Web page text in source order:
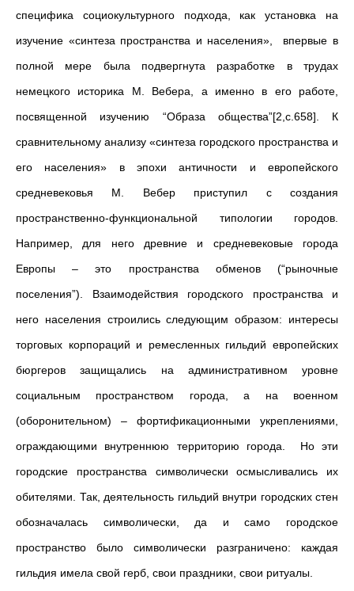
специфика социокультурного подхода, как установка на
изучение «синтеза пространства и населения», впервые в
полной мере была подвергнута разработке в трудах
немецкого историка М. Вебера, а именно в его работе,
посвященной изучению “Образа общества”[2,c.658]. К
сравнительному анализу «синтеза городского пространства и
его населения» в эпохи античности и европейского
средневековья М. Вебер приступил с создания
пространственно-функциональной типологии городов.
Например, для него древние и средневековые города
Европы – это пространства обменов (“рыночные
поселения”). Взаимодействия городского пространства и
него населения строились следующим образом: интересы
торговых корпораций и ремесленных гильдий европейских
бюргеров защищались на административном уровне
социальным пространством города, а на военном
(оборонительном) – фортификационными укреплениями,
ограждающими внутреннюю территорию города. Но эти
городские пространства символически осмысливались их
обителями. Так, деятельность гильдий внутри городских стен
обозначалась символически, да и само городское
пространство было символически разграничено: каждая
гильдия имела свой герб, свои праздники, свои ритуалы.